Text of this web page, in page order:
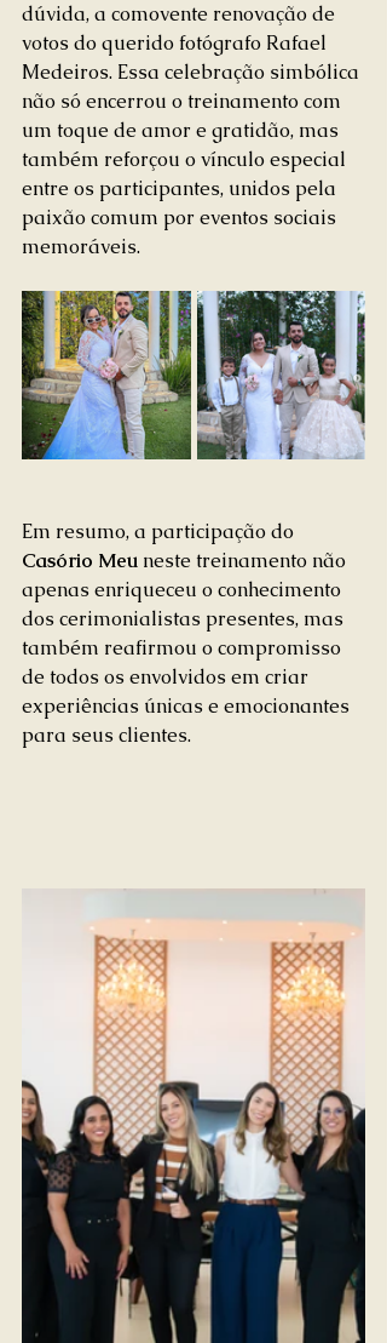
dúvida, a comovente renovação de
votos do querido fotógrafo Rafael
Medeiros. Essa celebração simbólica
não só encerrou o treinamento com
um toque de amor e gratidão, mas
também reforçou o vínculo especial
entre os participantes, unidos pela
paixão comum por eventos sociais
memoráveis.
Em resumo, a participação do
Casório Meu neste treinamento não
apenas enriqueceu o conhecimento
dos cerimonialistas presentes, mas
também reafirmou o compromisso
de todos os envolvidos em criar
experiências únicas e emocionantes
para seus clientes.